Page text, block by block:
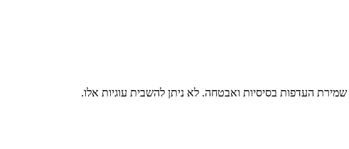
העדפות בסיסיות ואבטחה. לא ניתן להשבית עוגיות אלו.